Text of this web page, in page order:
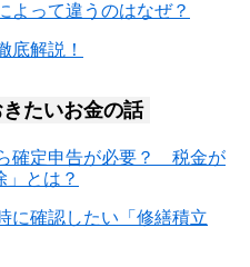
よって違うのはなぜ？
底解説！
たいお金の話
確定申告が必要？ 税金が
とは？
に確認したい「修繕積立